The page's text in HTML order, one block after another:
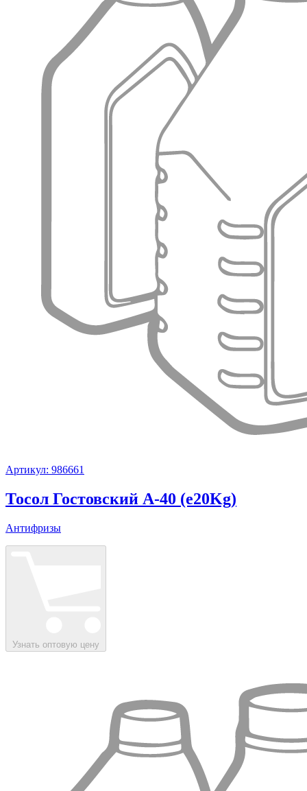
Артикул: 986661
Тосол Гостовский А-40 (e20Kg)
Антифризы
Узнать оптовую цену